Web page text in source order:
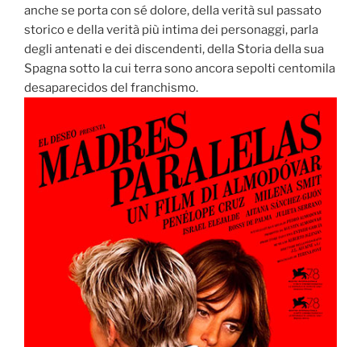
anche se porta con sé dolore, della verità sul passato
storico e della verità più intima dei personaggi, parla
degli antenati e dei discendenti, della Storia della sua
Spagna sotto la cui terra sono ancora sepolti centomila
desaparecidos del franchismo.